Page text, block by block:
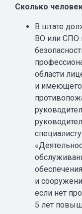
Сколько
В штате
ВО или СПО
области
и имеющего
и
если нет
5 лет